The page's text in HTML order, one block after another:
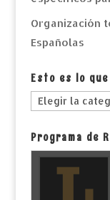
Organización
Españolas
Esto es lo
Esto
lo
que
tenemos
Programa de